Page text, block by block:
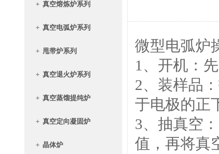
+ 真空熔炼炉系列
+ 真空电弧炉系列
+ 甩带炉系列
+ 真空退火炉系列
+ 真空蒸馏提纯炉
+ 真空定向凝固炉
+ 晶体炉
微型电弧炉
1、开机：
2、装样品
于电极的正
3、抽真空
值，再将真